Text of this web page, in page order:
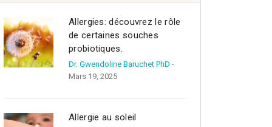
Allergies: découvrez le rôle
de certaines souches
probiotiques.
Dr. Gwendoline Baruchet PhD -
Mars 19, 2025
Allergie au soleil